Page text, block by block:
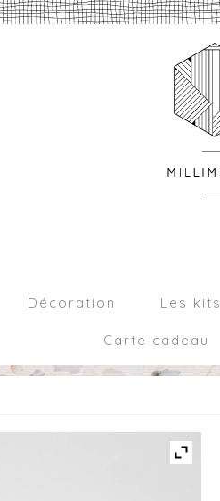
Décoration Les kits
Carte cadeau